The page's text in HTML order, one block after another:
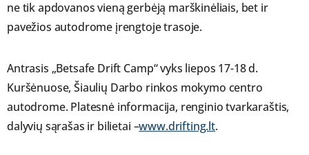
ne tik apdovanos vieną gerbėją marškinėliais, bet ir
pavežios autodrome įrengtoje trasoje.
Antrasis „Betsafe Drift Camp“ vyks liepos 17-18 d.
Kuršėnuose, Šiaulių Darbo rinkos mokymo centro
autodrome. Platesnė informacija, renginio tvarkaraštis,
dalyvių sąrašas ir bilietai –www.drifting.lt.